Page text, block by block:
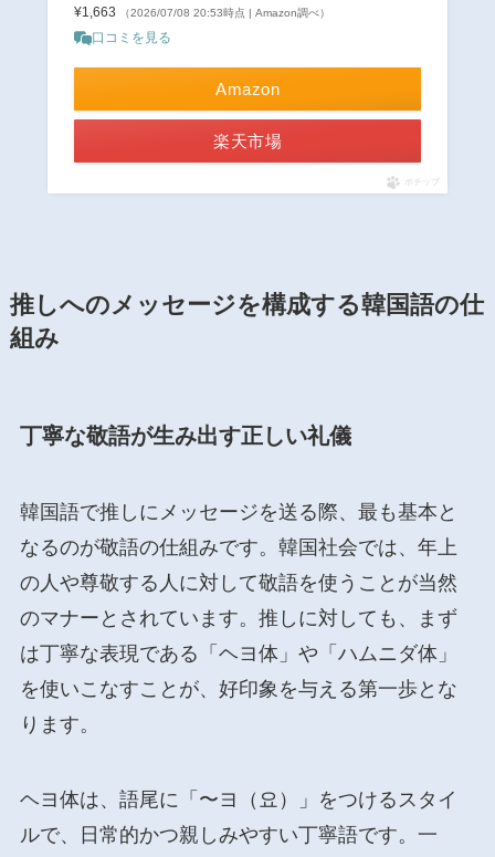
¥1,663 （2026/07/08 20:53時点 | Amazon調べ）
口コミを見る
Amazon
楽天市場
ポチップ
推しへのメッセージを構成する韓国語の仕
組み
丁寧な敬語が生み出す正しい礼儀
韓国語で推しにメッセージを送る際、最も基本と
なるのが敬語の仕組みです。韓国社会では、年上
の人や尊敬する人に対して敬語を使うことが当然
のマナーとされています。推しに対しても、まず
は丁寧な表現である「ヘヨ体」や「ハムニダ体」
を使いこなすことが、好印象を与える第一歩とな
ります。
ヘヨ体は、語尾に「〜ヨ（요）」をつけるスタイ
ルで、日常的かつ親しみやすい丁寧語です。一